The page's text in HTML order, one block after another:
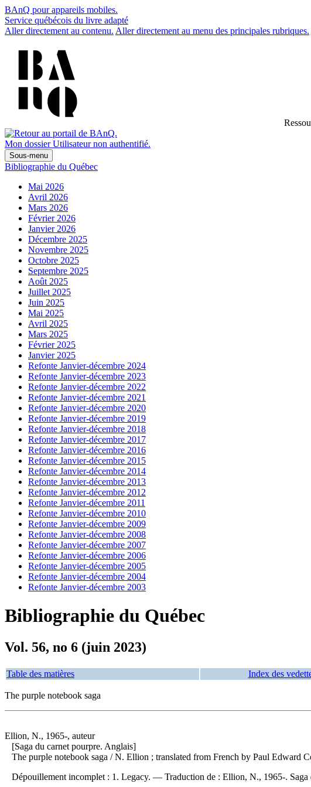
BAnQ pour appareils mobiles.
Service québécois du livre adapté
Aller directement au contenu. Aller directement au menu des principales rubriques.
Mon dossier Utilisateur non authentifié.
Sous-menu
Bibliographie du Québec
Mai 2026
Avril 2026
Mars 2026
Février 2026
Janvier 2026
Décembre 2025
Novembre 2025
Octobre 2025
Septembre 2025
Août 2025
Juillet 2025
Juin 2025
Mai 2025
Avril 2025
Mars 2025
Février 2025
Janvier 2025
Refonte Janvier-décembre 2024
Refonte Janvier-décembre 2023
Refonte Janvier-décembre 2022
Refonte Janvier-décembre 2021
Refonte Janvier-décembre 2020
Refonte Janvier-décembre 2019
Refonte Janvier-décembre 2018
Refonte Janvier-décembre 2017
Refonte Janvier-décembre 2016
Refonte Janvier-décembre 2015
Refonte Janvier-décembre 2014
Refonte Janvier-décembre 2013
Refonte Janvier-décembre 2012
Refonte Janvier-décembre 2011
Refonte Janvier-décembre 2010
Refonte Janvier-décembre 2009
Refonte Janvier-décembre 2008
Refonte Janvier-décembre 2007
Refonte Janvier-décembre 2006
Refonte Janvier-décembre 2005
Refonte Janvier-décembre 2004
Refonte Janvier-décembre 2003
Bibliographie du Québec
Vol. 56, no 6 (juin 2023)
Table des matières Index des
The purple notebook saga
Ellion, N., 1965-, auteur
[Saga du carnet pourpre. Anglais]
The purple notebook saga / N. Ellion ; translated from French by Paul
Dépouillement incomplet : 1. Legacy. — Traduction de : Ellion, N., 1965-.